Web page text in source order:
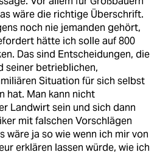
wäre die richtige Überschrift.
noch nie jemanden gehört,
hätte ich solle auf 800
Das sind Entscheidungen, die
seiner betrieblichen,
Situation für sich selbst
hat. Man kann nicht
Landwirt sein und sich dann
mit falschen Vorschlägen
wäre ja so wie wenn ich mir von
erklären lassen würde, wie ich